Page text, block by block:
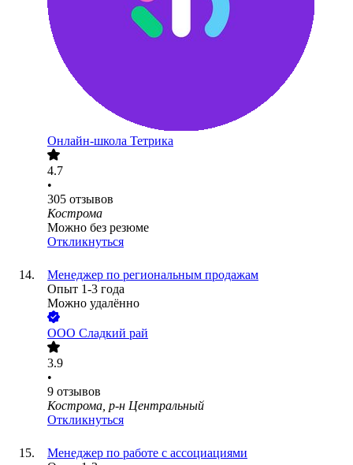
Онлайн-школа Тетрика
4.7
•
305 отзывов
Кострома
Можно без резюме
Откликнуться
Менеджер по региональным продажам
Опыт 1-3 года
Можно удалённо
ООО Сладкий рай
3.9
•
9 отзывов
Кострома, р-н Центральный
Откликнуться
Менеджер по работе с ассоциациями